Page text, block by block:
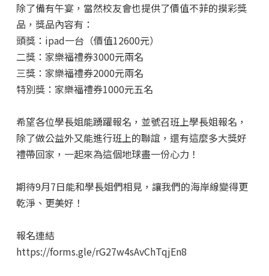
除了備有午宴，當然校友會也提供了價值不菲的摸彩獎
品，獎品內容有：
頭獎：ipad一台（價值12600元）
二獎：家樂福禮券3000元兩名
三獎：家樂福禮券2000元兩名
特別獎：家樂福禮券1000元五名
希望各位學長姐能踴躍報名，並號召班上學長姐報名，
除了做公益外又能進行班上的聯誼，還有這麼多大獎好
禮帶回家，一起來為這個地球盡一份心力！
期待9月7日能和學長姐們相見，讓我們的海岸線變得更
乾淨、更美好！
報名連結
https://forms.gle/rG27w4sAvChTqjEn8